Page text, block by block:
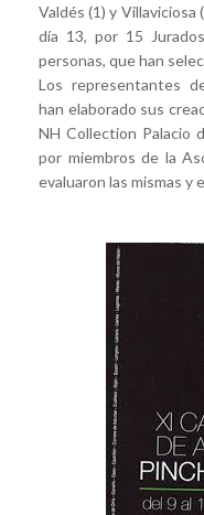
Valdés (1) y Villaviciosa
día 13, por 15
personas, que han
Los representantes
han elaborado sus
NH Collection Palacio
por miembros de la
evaluaron las mismas y